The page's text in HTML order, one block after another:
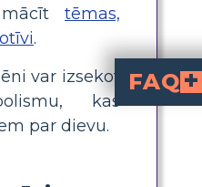
tēmas,
.
var izsekot
kas
par dievu.
FAQ